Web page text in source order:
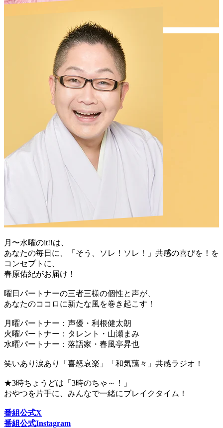
月〜水曜のit!!は、
あなたの毎日に、「そう、ソレ！ソレ！」共感の喜びを！を
コンセプトに、
春原佑紀がお届け！
曜日パートナーの三者三様の個性と声が、
あなたのココロに新たな風を巻き起こす！
月曜パートナー：声優・利根健太朗
火曜パートナー：タレント・山瀬まみ
水曜パートナー：落語家・春風亭昇也
笑いあり涙あり「喜怒哀楽」「和気藹々」共感ラジオ！
★3時ちょうどは「3時のちゃ～！」
おやつを片手に、みんなで一緒にブレイクタイム！
番組公式X
番組公式Instagram